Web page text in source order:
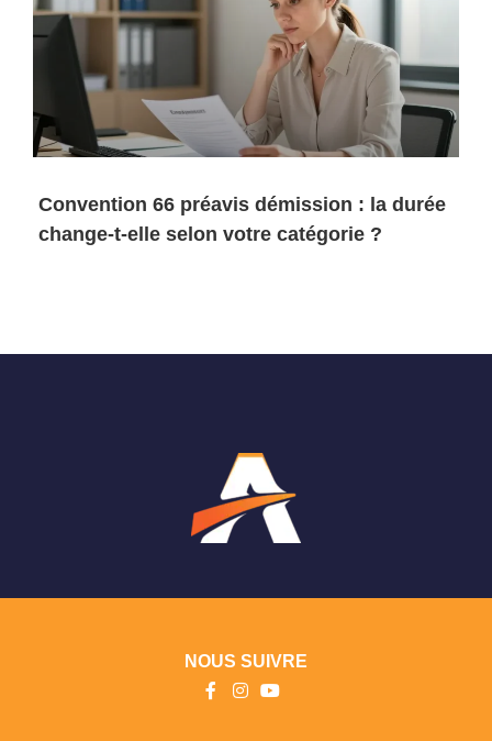
Convention 66 préavis démission : la durée
change-t-elle selon votre catégorie ?
NOUS SUIVRE